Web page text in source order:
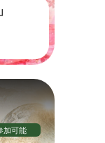
加可能